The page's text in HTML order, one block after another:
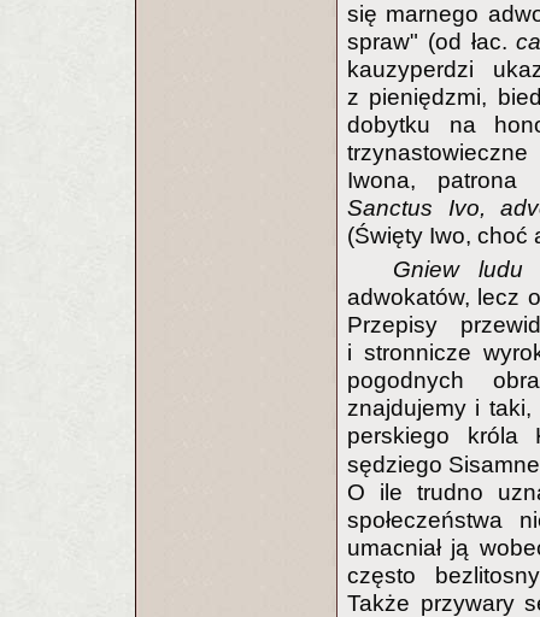
się marnego
spraw" (od łac.
kauzyperdzi
z pieniędzmi,
dobytku na
Iwona, patrona
Sanctus Ivo,
(Święty Iwo, choć
Gniew
ludu
adwokatów, lecz
Przepisy
i stronnicze
pogodnych
znajdujemy i
perskiego króla
sędziego
O ile trudno
społeczeństwa
umacniał ją
często
Także przywary